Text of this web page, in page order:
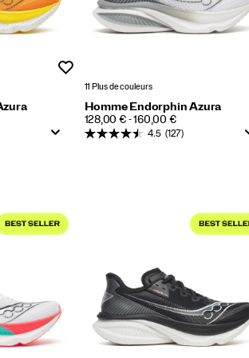
11 Plus de couleurs
Homme Endorphin Azura
PRICE
128,00 € - 160,00 €
4.5 (127)